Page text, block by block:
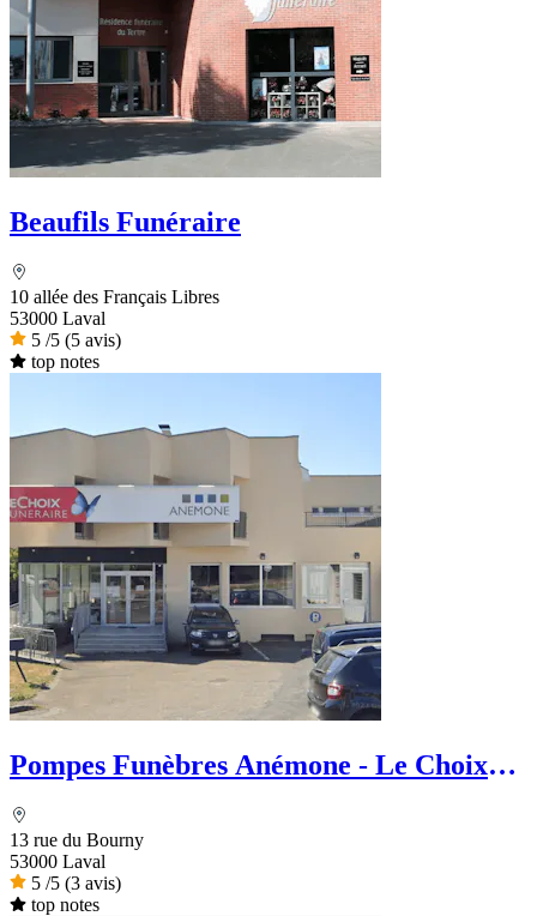
Beaufils Funéraire
10 allée des Français Libres
53000 Laval
5 /5 (5 avis)
top notes
Pompes Funèbres Anémone - Le Choix
13 rue du Bourny
53000 Laval
5 /5 (3 avis)
top notes